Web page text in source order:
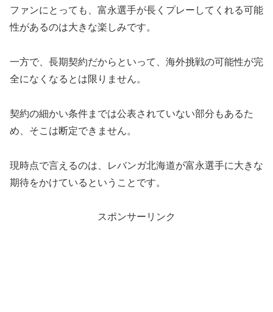
ファンにとっても、富永選手が長くプレーしてくれる可能
性があるのは大きな楽しみです。
一方で、長期契約だからといって、海外挑戦の可能性が完
全になくなるとは限りません。
契約の細かい条件までは公表されていない部分もあるた
め、そこは断定できません。
現時点で言えるのは、レバンガ北海道が富永選手に大きな
期待をかけているということです。
スポンサーリンク